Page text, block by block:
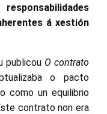
á xestión
publicou O contrato
o pacto
como un equilibrio
contrato non era